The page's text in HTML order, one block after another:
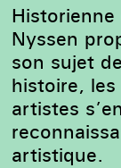
Nyssen
son sujet
histoire,
artistes
artistique.